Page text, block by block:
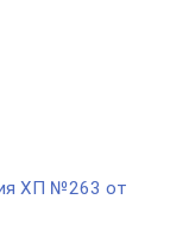
ХП №263 от